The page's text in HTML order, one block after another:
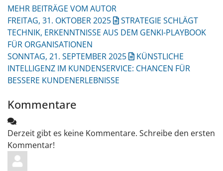
MEHR BEITRÄGE VOM AUTOR
FREITAG, 31. OKTOBER 2025
STRATEGIE SCHLÄGT
TECHNIK, ERKENNTNISSE AUS DEM GENKI-PLAYBOOK
FÜR ORGANISATIONEN
SONNTAG, 21. SEPTEMBER 2025
KÜNSTLICHE
INTELLIGENZ IM KUNDENSERVICE: CHANCEN FÜR
BESSERE KUNDENERLEBNISSE
Kommentare
Derzeit gibt es keine Kommentare. Schreibe den ersten
Kommentar!